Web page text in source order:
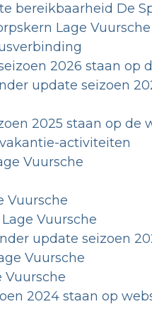
bereikbaarheid De
Lage Vuursche
2026 staan op
update seizoen
2025 staan op de
activiteiten
Vuursche
Vuursche
Vuursche
update seizoen
Vuursche
Vuursche
2024 staan op